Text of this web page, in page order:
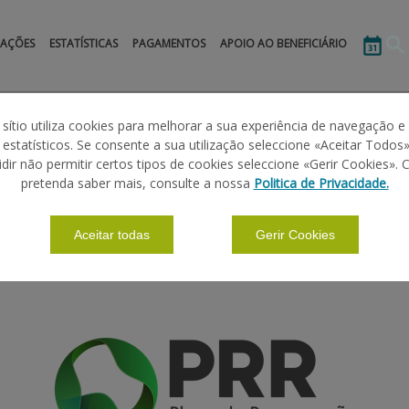
ESTATÍSTICAS PAGAMENTOS APOIO AO BENEFICIÁRIO
AVISOS N.º 02 E N.º 03/C05-I03/2021 -
sítio utiliza cookies para melhorar a sua experiência de navegação e
Se consente a sua utilização seleccione «Aceitar
não permitir certos tipos de cookies seleccione «Gerir Cookies».
pretenda saber mais, consulte a nossa Politica de Privacidade.
Aceitar todas Gerir Cookies